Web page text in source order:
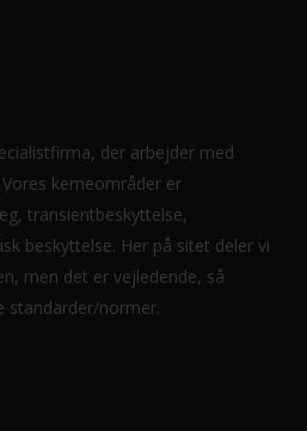
der arbejder med
kerneområder er
transientbeskyttelse,
beskyttelse. Her på sitet deler vi
men det er vejledende, så
standarder/normer.